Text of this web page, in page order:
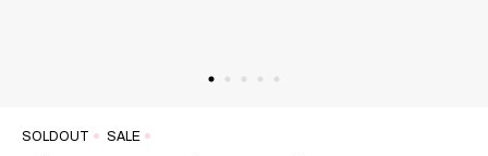
SOLDOUT SALE